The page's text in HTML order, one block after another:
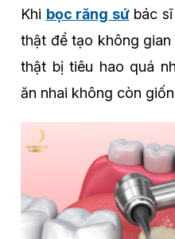
Khi bọc răng sứbác sĩ
thật để tạo không
thật bị tiêu hao quá
ăn nhai không còn